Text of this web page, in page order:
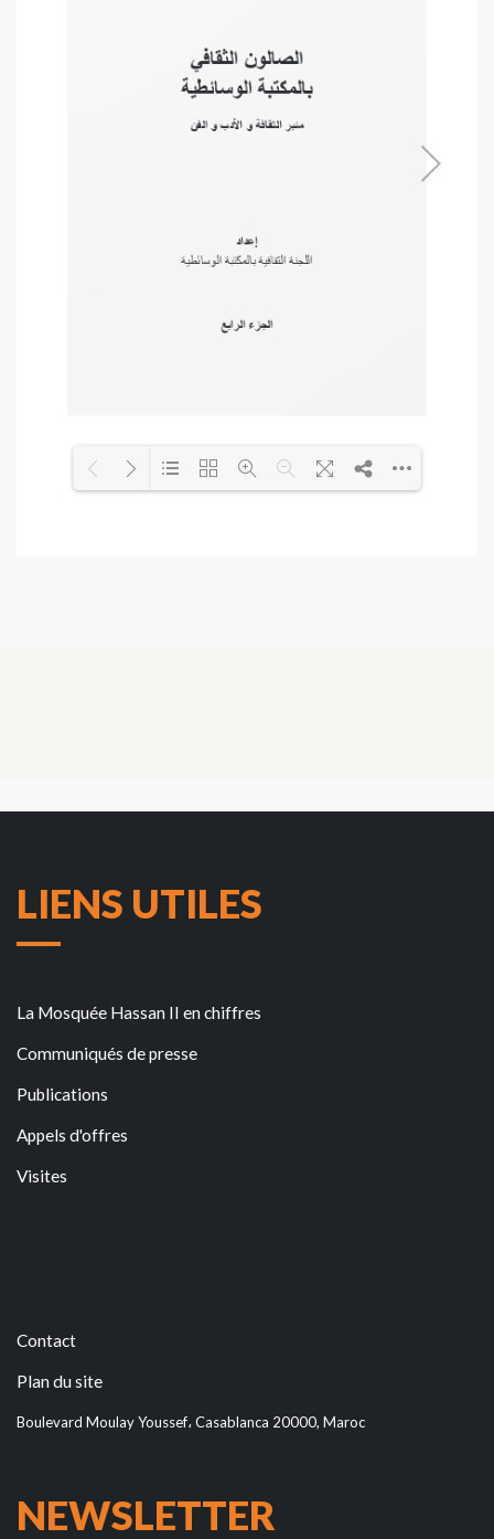
LIENS UTILES
La Mosquée Hassan II en chiffres
Communiqués de presse
Publications
Appels d'offres
Visites
Contact
Plan du site
Boulevard Moulay Youssef، Casablanca 20000, Maroc
NEWSLETTER